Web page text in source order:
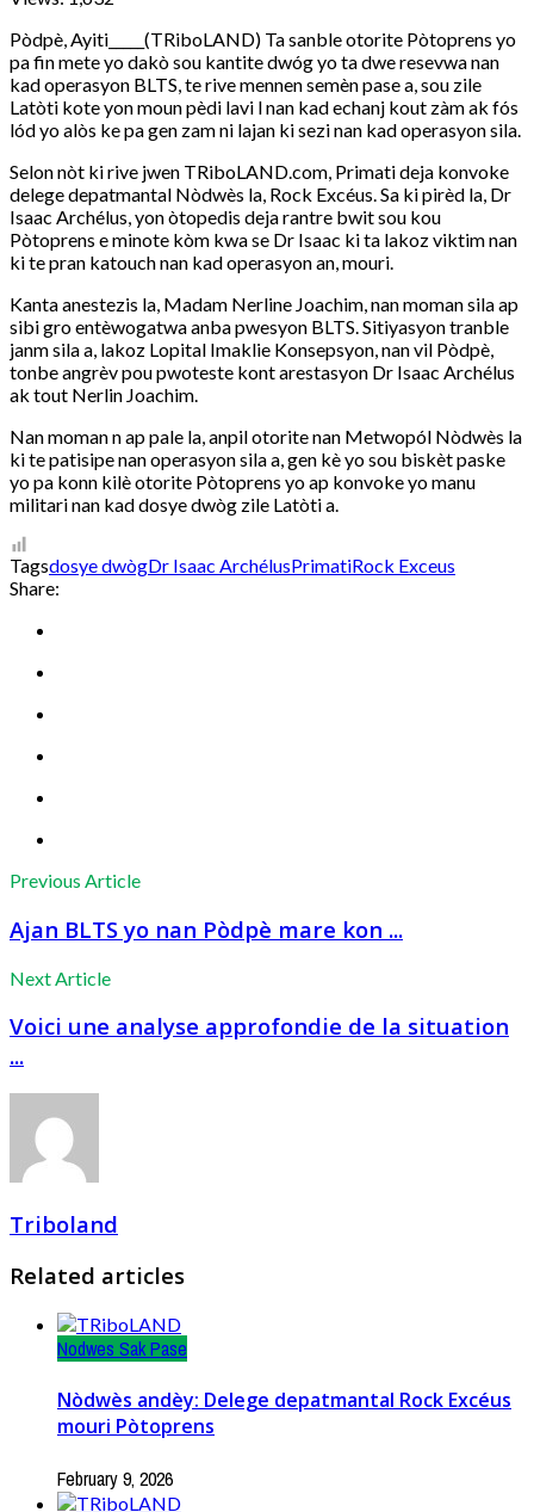
Pòdpè, Ayiti_____(TRiboLAND) Ta sanble otorite Pòtoprens yo
pa fin mete yo dakò sou kantite dwóg yo ta dwe resevwa nan
kad operasyon BLTS, te rive mennen semèn pase a, sou zile
Latòti kote yon moun pèdi lavi l nan kad echanj kout zàm ak fós
lód yo alòs ke pa gen zam ni lajan ki sezi nan kad operasyon sila.
Selon nòt ki rive jwen TRiboLAND.com, Primati deja konvoke
delege depatmantal Nòdwès la, Rock Excéus. Sa ki pirèd la, Dr
Isaac Archélus, yon òtopedis deja rantre bwit sou kou
Pòtoprens e minote kòm kwa se Dr Isaac ki ta lakoz viktim nan
ki te pran katouch nan kad operasyon an, mouri.
Kanta anestezis la, Madam Nerline Joachim, nan moman sila ap
sibi gro entèwogatwa anba pwesyon BLTS. Sitiyasyon tranble
janm sila a, lakoz Lopital Imaklie Konsepsyon, nan vil Pòdpè,
tonbe angrèv pou pwoteste kont arestasyon Dr Isaac Archélus
ak tout Nerlin Joachim.
Nan moman n ap pale la, anpil otorite nan Metwopól Nòdwès la
ki te patisipe nan operasyon sila a, gen kè yo sou biskèt paske
yo pa konn kilè otorite Pòtoprens yo ap konvoke yo manu
militari nan kad dosye dwòg zile Latòti a.
Tagsdosye dwògDr Isaac ArchélusPrimatiRock Exceus
Share:
Previous Article
Ajan BLTS yo nan Pòdpè mare kon ...
Next Article
Voici une analyse approfondie de la situation
...
Triboland
Related articles
Nodwes Sak Pase
Nòdwès andèy: Delege depatmantal Rock Excéus
mouri Pòtoprens
February 9, 2026